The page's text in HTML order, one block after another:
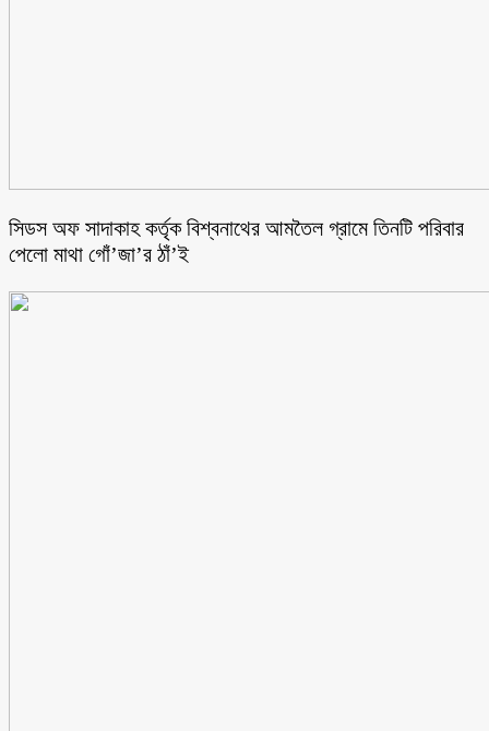
সিডস অফ সাদাকাহ কর্তৃক বিশ্বনাথের আমতৈল গ্রামে তিনটি পরিবার
পেলো মাথা গোঁ’জা’র ঠাঁ’ই